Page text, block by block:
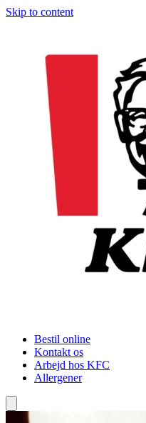
Skip to content
Bestil online
Kontakt os
Arbejd hos KFC
Allergener